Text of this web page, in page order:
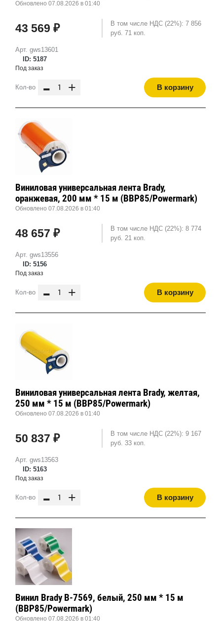
Арт. gws13601
ID: 5187
Обновлено 07.08.2026 в 01:40
43 569 ₽
В том числе НДС (22%): 7 856
руб. 71 коп.
Под заказ
Кол-во - + В корзину
Арт. gws13556
ID: 5156
Виниловая универсальная лента Brady,
оранжевая, 200 мм * 15 м (BBP85/Powermark)
Обновлено 07.08.2026 в 01:40
48 657 ₽
В том числе НДС (22%): 8 774
руб. 21 коп.
Под заказ
Кол-во - + В корзину
Арт. gws13563
ID: 5163
Виниловая универсальная лента Brady, желтая,
250 мм * 15 м (BBP85/Powermark)
Обновлено 07.08.2026 в 01:40
50 837 ₽
В том числе НДС (22%): 9 167
руб. 33 коп.
Под заказ
Кол-во - + В корзину
Винил Brady B-7569, белый, 250 мм * 15 м
(BBP85/Powermark)
Обновлено 07.08.2026 в 01:40